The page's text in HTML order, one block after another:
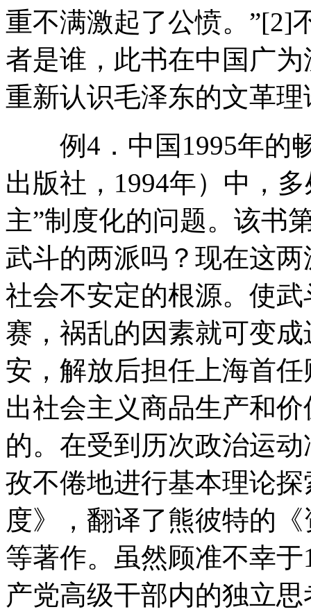
重不满激起了公愤。”[2]
者是谁，此书在中国广
重新认识毛泽东的文革
例4．中国1995年的
出版社，1994年）中，
主”制度化的问题。该书
武斗的两派吗？现在这
社会不安定的根源。使
赛，祸乱的因素就可变
安，解放后担任上海首
出社会主义商品生产和
的。在受到历次政治运
孜不倦地进行基本理论
度》，翻译了熊彼特的
等著作。虽然顾准不幸
产党高级干部内的独立